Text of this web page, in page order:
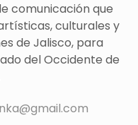
comunicación que
culturales y
de Jalisco, para
del Occidente de